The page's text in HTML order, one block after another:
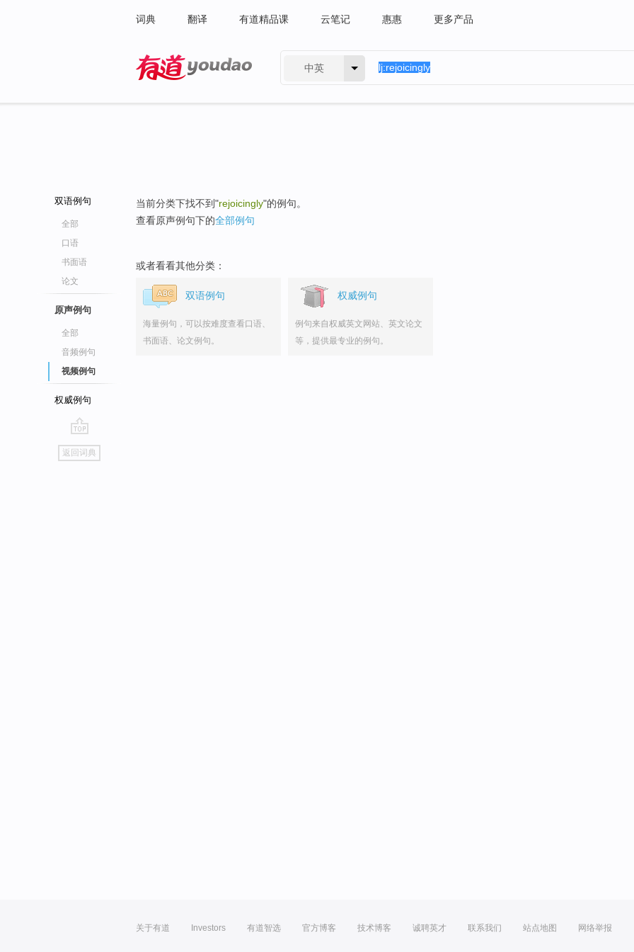
词典 翻译 有道精品课 云笔记 惠惠 更多产品
中英
双语例句
全部
口语
书面语
论文
原声例句
全部
音频例句
视频例句
权威例句
go
top
返回词典
当前分类下找不到"rejoicingly"的例句。
查看原声例句下的全部例句
或者看看其他分类：
双语例句
海量例句，可以按难度查看口语、
书面语、论文例句。
权威例句
例句来自权威英文网站、英文论文
等，提供最专业的例句。
关于有道 Investors 有道智选 官方博客 技术博客 诚聘英才 联系我们 站点地图 网络举报